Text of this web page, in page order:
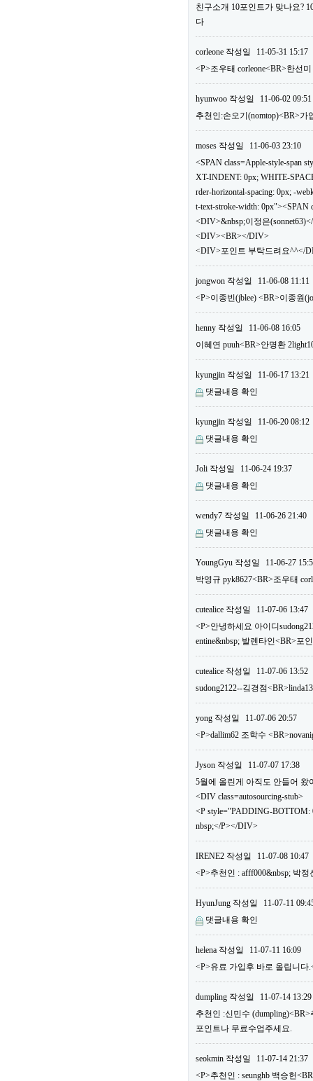
친구소개 10포인트가 맞나요?
다
corleone 작성일
11-05-31 15:17
<P>조우태 corleone<BR>한선
hyunwoo 작성일
11-06-02 09:51
추천인:손오기(nomtop)<BR>
moses 작성일
11-06-03 23:10
<SPAN class=Apple-style-span
XT-INDENT: 0px; WHITE-
rder-horizontal-spacing: 0px; -
t-text-stroke-width: 0px"><SPAN
<DIV>&nbsp;이정은
<DIV><BR></DIV>
<DIV>포인트 부탁드려요^^</
jongwon 작성일
11-06-08 11:11
<P>이종빈(jblee) <BR>이종원
henny 작성일
11-06-08 16:05
이혜연 puuh<BR>안명환
kyungjin 작성일
11-06-17 13:21
댓글내용 확인
kyungjin 작성일
11-06-20 08:12
댓글내용 확인
Joli 작성일
11-06-24 19:37
댓글내용 확인
wendy7 작성일
11-06-26 21:40
댓글내용 확인
YoungGyu 작성일
11-06-27
박영규 pyk8627<BR>조우태
cutealice 작성일
11-07-06 13:47
<P>안녕하세요 아이디
entine&nbsp; 발렌타인<BR>포
cutealice 작성일
11-07-06 13:52
sudong2122--깈경점
yong 작성일
11-07-06 20:57
<P>dallim62 조학수
Jyson 작성일
11-07-07 17:38
5월에 올린게 아직도 안들어 왔
<DIV class=autosourcing-stub>
<P style="PADDING-
nbsp;</P></DIV>
IRENE2 작성일
11-07-08 10:47
<P>추천인 : afff000&nbsp; 박
HyunJung 작성일
11-07-11
댓글내용 확인
helena 작성일
11-07-11 16:09
<P>유료 가입후 바로 올립니다
dumpling 작성일
11-07-14 13:29
추천인 :신민수
포인트나 무료수업주세요.
seokmin 작성일
11-07-14 21:37
<P>추천인 : seunghb 백승헌